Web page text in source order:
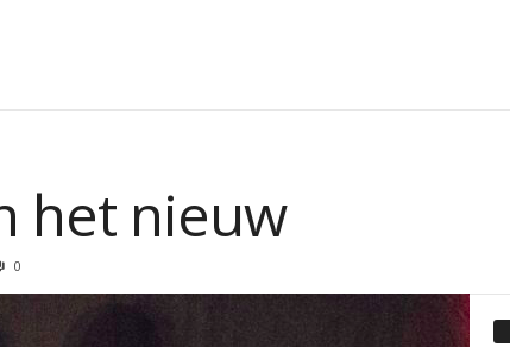
het nieuw
0